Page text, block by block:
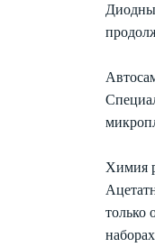
Химия
только